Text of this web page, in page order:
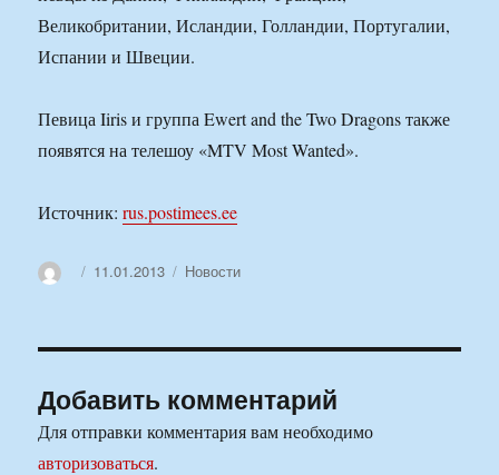
Великобритании, Исландии, Голландии, Португалии,
Испании и Швеции.
Певица Iiris и группа Ewert and the Two Dragons также
появятся на телешоу «MTV Most Wanted».
Источник:rus.postimees.ee
АвторОпубликовано
11.01.2013 Рубрики
Новости
Добавить комментарий
Для отправки комментария вам необходимо
авторизоваться.